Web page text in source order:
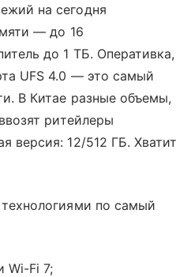
на сегодня
— до 16
до 1 ТБ. Оперативка,
UFS 4.0 — это самый
В Китае разные объемы,
ритейлеры
версия: 12/512 ГБ. Хватит
по самый
Wi-Fi 7;